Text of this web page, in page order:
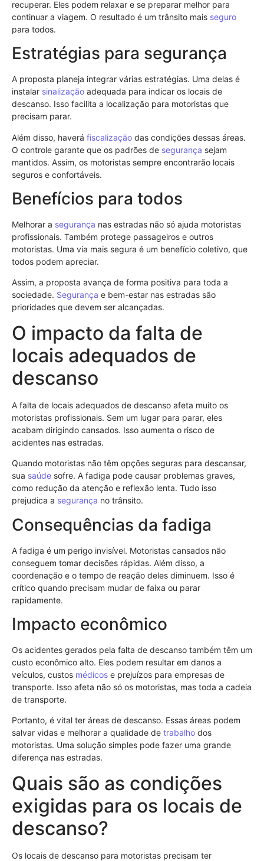
recuperar. Eles podem relaxar e se preparar melhor para
continuar a viagem. O resultado é um trânsito mais seguro
para todos.
Estratégias para segurança
A proposta planeja integrar várias estratégias. Uma delas é
instalar sinalização adequada para indicar os locais de
descanso. Isso facilita a localização para motoristas que
precisam parar.
Além disso, haverá fiscalização das condições dessas áreas.
O controle garante que os padrões de segurança sejam
mantidos. Assim, os motoristas sempre encontrarão locais
seguros e confortáveis.
Benefícios para todos
Melhorar a segurança nas estradas não só ajuda motoristas
profissionais. Também protege passageiros e outros
motoristas. Uma via mais segura é um benefício coletivo, que
todos podem apreciar.
Assim, a proposta avança de forma positiva para toda a
sociedade. Segurança e bem-estar nas estradas são
prioridades que devem ser alcançadas.
O impacto da falta de
locais adequados de
descanso
A falta de locais adequados de descanso afeta muito os
motoristas profissionais. Sem um lugar para parar, eles
acabam dirigindo cansados. Isso aumenta o risco de
acidentes nas estradas.
Quando motoristas não têm opções seguras para descansar,
sua saúde sofre. A fadiga pode causar problemas graves,
como redução da atenção e reflexão lenta. Tudo isso
prejudica a segurança no trânsito.
Consequências da fadiga
A fadiga é um perigo invisível. Motoristas cansados não
conseguem tomar decisões rápidas. Além disso, a
coordenação e o tempo de reação deles diminuem. Isso é
crítico quando precisam mudar de faixa ou parar
rapidamente.
Impacto econômico
Os acidentes gerados pela falta de descanso também têm um
custo econômico alto. Eles podem resultar em danos a
veículos, custos médicos e prejuízos para empresas de
transporte. Isso afeta não só os motoristas, mas toda a cadeia
de transporte.
Portanto, é vital ter áreas de descanso. Essas áreas podem
salvar vidas e melhorar a qualidade de trabalho dos
motoristas. Uma solução simples pode fazer uma grande
diferença nas estradas.
Quais são as condições
exigidas para os locais de
descanso?
Os locais de descanso para motoristas precisam ter